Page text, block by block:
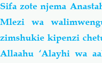
Sifa zote njema
Mlezi wa
zimshukie kipenzi
Allaahu ‘Alayhi wa